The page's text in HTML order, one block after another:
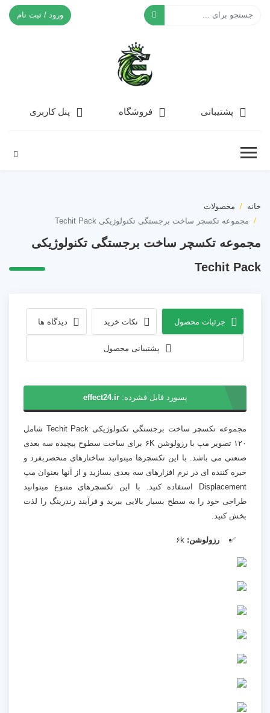
ورود / ثبت نام
پشتیبانی فروشگاه پنل کاربری
خانه
محصولات
مجموعه تکسچر ساخت برجستگی تکنولوژیکی Techit Pack
مجموعه تکسچر ساخت برجستگی تکنولوژیکی
Techit Pack
جزئیات محصول نکات خرید دیدگاه ها
پشتیبانی محصول
پسورد فایل فشرده:effect24.ir
مجموعه تکسچر ساخت برجستگی تکنولوژیکی Techit Pack شامل
۱۲۰ تصویر مپ با رزولوشن ۶K برای ساخت سطوح پیچیده سه بعدی
صنعتی می باشد. با این تکسچرها میتوانید ساختارهای منحصربفرد و
خیره کننده ای در نرم افزارهای سه بعدی بسازید و از آنها بعنوان مپ
Displacement استفاده کنید. با این تکسچرهای متنوع میتوانید
طراحی خود را به سطح بسیار بالایی ببرید و فرآیند رندرینگ را لذت
بخش کنید.
رزولوشن: